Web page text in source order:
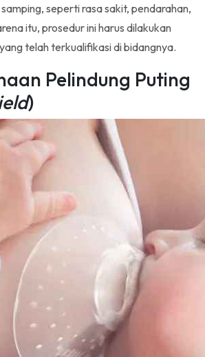
seperti rasa sakit, pendarahan,
itu, prosedur ini harus dilakukan
telah terkualifikasi di bidangnya.
Pelindung Puting
)